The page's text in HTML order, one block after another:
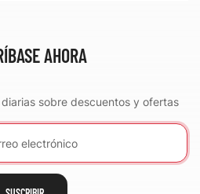
AHORA
sobre descuentos y ofertas